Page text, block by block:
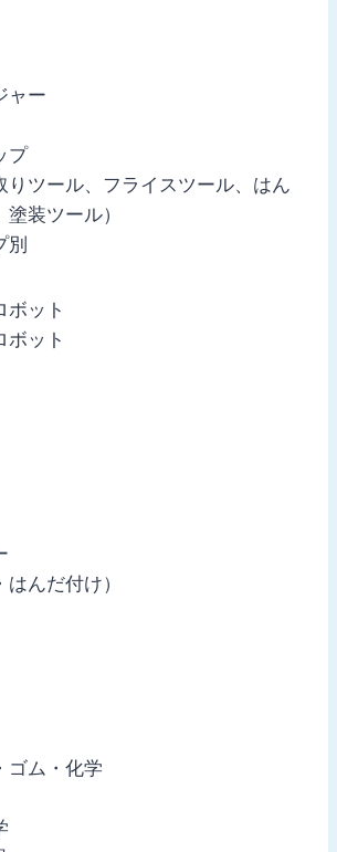
ャー
プ
りツール、フライスツール、はん
装ツール）
別
ボット
ボット
んだ付け）
ゴム・化学